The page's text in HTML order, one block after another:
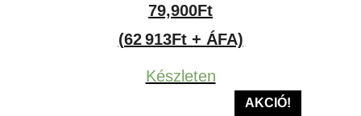
79,900Ft
(62 913Ft + ÁFA)
Készleten
AKCIÓ!